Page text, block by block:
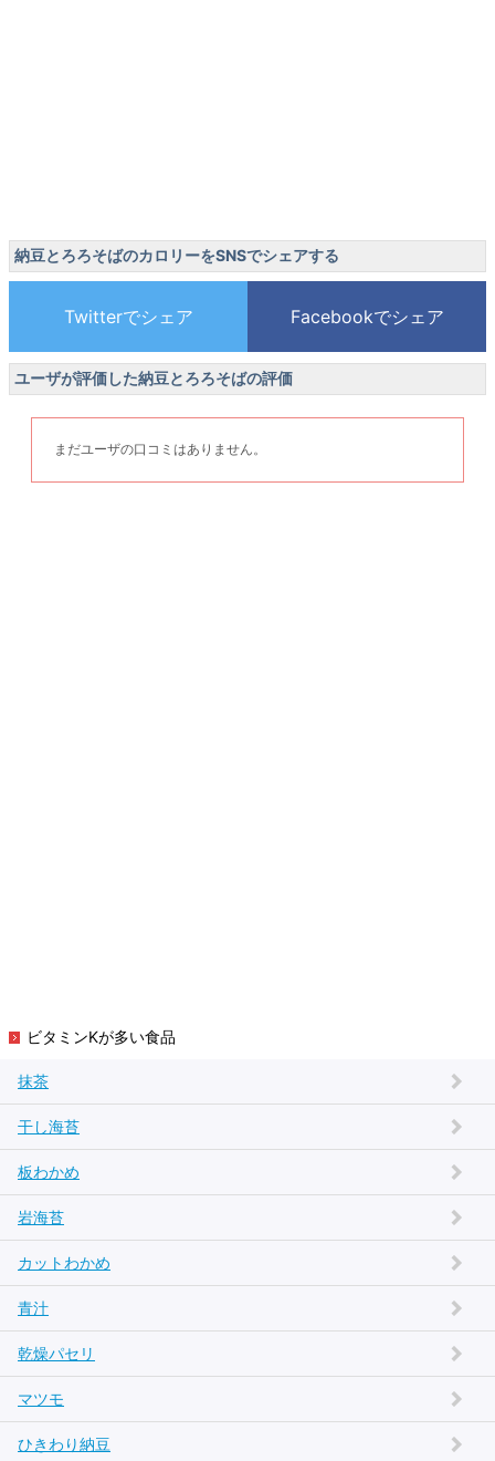
納豆とろろそばのカロリーをSNSでシェアする
ユーザが評価した納豆とろろそばの評価
まだユーザの口コミはありません。
ビタミンKが多い食品
抹茶
干し海苔
板わかめ
岩海苔
カットわかめ
青汁
乾燥パセリ
マツモ
ひきわり納豆